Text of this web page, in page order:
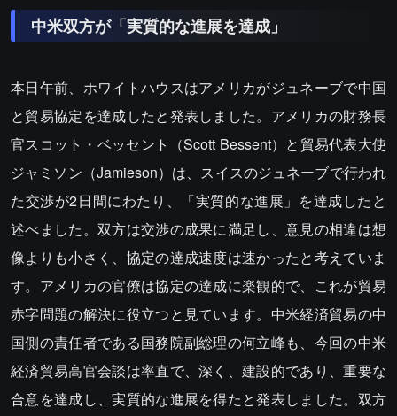
中米双方が「実質的な進展を達成」
本日午前、ホワイトハウスはアメリカがジュネーブで中国
と貿易協定を達成したと発表しました。アメリカの財務長
官スコット・ベッセント（Scott Bessent）と貿易代表大使
ジャミソン（Jamieson）は、スイスのジュネーブで行われ
た交渉が2日間にわたり、「実質的な進展」を達成したと
述べました。双方は交渉の成果に満足し、意見の相違は想
像よりも小さく、協定の達成速度は速かったと考えていま
す。アメリカの官僚は協定の達成に楽観的で、これが貿易
赤字問題の解決に役立つと見ています。中米経済貿易の中
国側の責任者である国務院副総理の何立峰も、今回の中米
経済貿易高官会談は率直で、深く、建設的であり、重要な
合意を達成し、実質的な進展を得たと発表しました。双方